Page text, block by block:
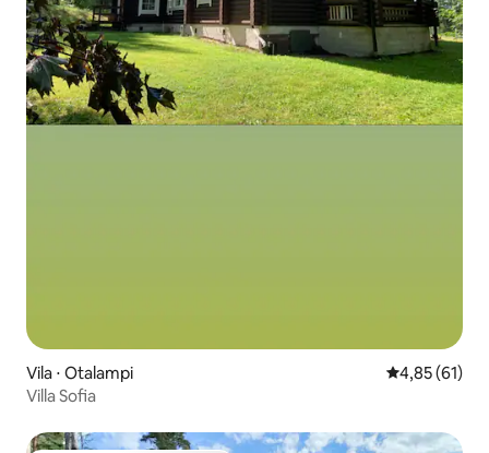
Vila ⋅ Otalampi 4,85 de uma
4,85 (61)
Villa Sofia